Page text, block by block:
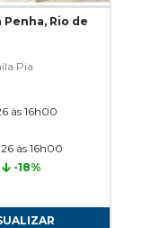
Rio de
Pia
às 16h00
às 16h00
-18%